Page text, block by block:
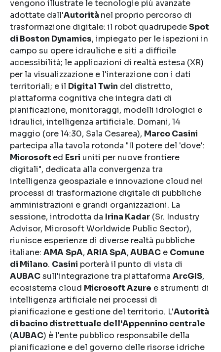
vengono illustrate le tecnologie più avanzate
adottate dall'Autorità nel proprio percorso di
trasformazione digitale: il robot quadrupedeSpot
di Boston Dynamics, impiegato per le ispezioni in
campo su opere idrauliche e siti a difficile
accessibilità; le applicazioni di realtà estesa (XR)
per la visualizzazione e l'interazione con i dati
territoriali; e il Digital Twin del distretto,
piattaforma cognitiva che integra dati di
pianificazione, monitoraggi, modelli idrologici e
idraulici, intelligenza artificiale. Domani, 14
maggio (ore 14:30, Sala Cesarea), Marco Casini
partecipa alla tavola rotonda "Il potere del 'dove':
Microsoft ed Esri uniti per nuove frontiere
digitali", dedicata alla convergenza tra
intelligenza geospaziale e innovazione cloud nei
processi di trasformazione digitale di pubbliche
amministrazioni e grandi organizzazioni. La
sessione, introdotta da Irina Kadar (Sr. Industry
Advisor, Microsoft Worldwide Public Sector),
riunisce esperienze di diverse realtà pubbliche
italiane: AMASpA, ARIA SpA,AUBAC e Comune
di Milano. Casini porterà il punto di vista di
AUBACsull'integrazione tra piattaforma ArcGIS,
ecosistema cloud Microsoft Azure e strumenti di
intelligenza artificiale nei processi di
pianificazione e gestione del territorio. L'Autorità
di bacino distrettuale dell'Appennino centrale
(AUBAC) è l'ente pubblico responsabile della
pianificazione e del governo delle risorse idriche